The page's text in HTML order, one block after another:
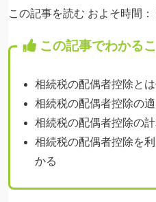
この記事を読む およそ時間：
この記事でわかる
相続税の配偶者控除と
相続税の配偶者控除の
相続税の配偶者控除の
相続税の配偶者控除を
かる